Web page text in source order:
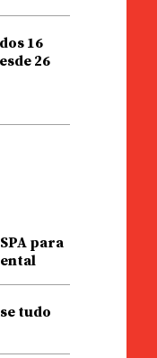
16
26
para
tudo